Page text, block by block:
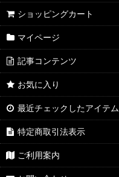
ショッピングカート
マイページ
記事コンテンツ
お気に入り
最近チェックしたアイテム
特定商取引法表示
ご利用案内